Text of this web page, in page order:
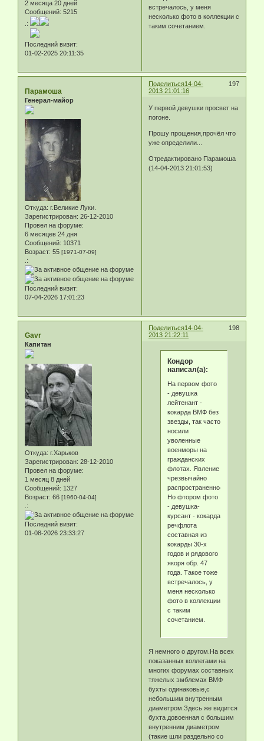
2 месяца 20 дней
Сообщений: 5215
.:
Последний визит:
01-02-2025 20:11:35
встречалось, у меня
несколько фото в коллекции с
таким сочетанием.
Поделиться 197
14-04-
2013 21:01:16
Парамоша
Генерал-майор
Откуда: г.Великие Луки.
Зарегистрирован: 26-12-2010
Провел на форуме:
6 месяцев 24 дня
Сообщений: 10371
Возраст: 55 [1971-07-09]
.:
Последний визит:
07-04-2026 17:01:23
У первой девушки просвет на
погоне.
Прошу прощения,прочёл что
уже определили...
Отредактировано Парамоша
(14-04-2013 21:01:53)
Поделиться 198
14-04-
2013 21:22:11
Gavr
Капитан
Откуда: г.Харьков
Зарегистрирован: 28-12-2010
Провел на форуме:
1 месяц 8 дней
Сообщений: 1327
Возраст: 66 [1960-04-04]
.:
Последний визит:
01-08-2026 23:33:27
Кондор
написал(а):
На первом фото
- девушка
лейтенант -
кокарда ВМФ без
звезды, так часто
носили
уволенные
военморы на
гражданских
флотах. Явление
чрезвычайно
распространенное.
Но фтором фото
- девушка-
курсант - кокарда
речфлота
составная из
кокарды 30-х
годов и рядового
якоря обр. 47
года. Такое тоже
встречалось, у
меня несколько
фото в коллекции
с таким
сочетанием.
Я немного о другом.На всех
показанных коллегами на
многих форумах составных
тяжелых эмблемах ВМФ
бухты одинаковые,с
небольшим внутренным
диаметром.Здесь же видится
бухта довоенная с большим
внутренним диаметром
(такие шли раздельно со